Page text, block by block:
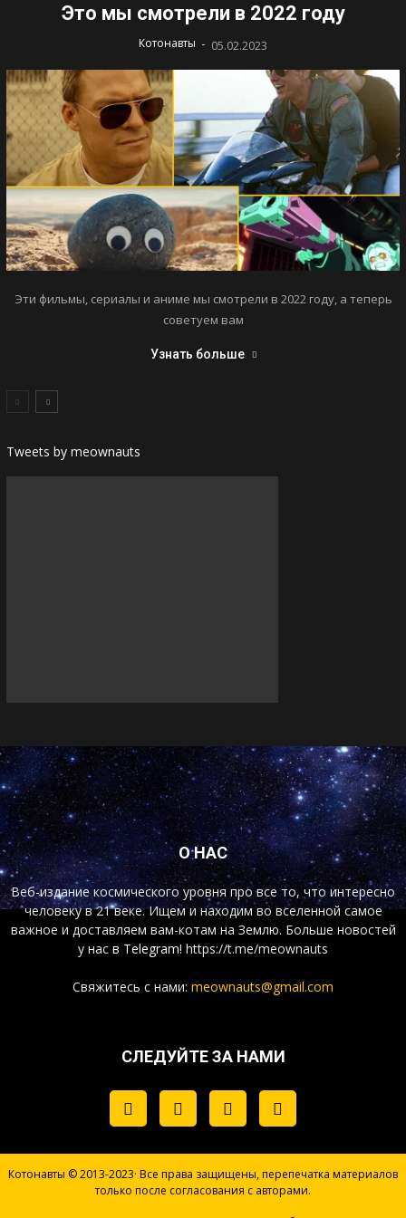
Это мы смотрели в 2022 году
Котонавты - 05.02.2023
Эти фильмы, сериалы и аниме мы смотрели в 2022 году, а теперь
советуем вам
Узнать больше
Tweets by meownauts
О НАС
Веб-издание космического уровня про все то, что интересно
человеку в 21 веке. Ищем и находим во вселенной самое
важное и доставляем вам-котам на Землю. Больше новостей
у нас в Telegram! https://t.me/meownauts
Свяжитесь с нами: meownauts@gmail.com
СЛЕДУЙТЕ ЗА НАМИ
Котонавты © 2013-2023· Все права защищены, перепечатка материалов
только после согласования с авторами.